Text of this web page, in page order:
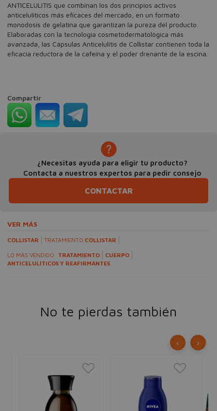
ANTICELULITIS que combinan los dos principios activos
anticelulíticos más eficaces del mercado, en un formato
monodosis de gelatina que garantizan la pureza del producto.
Elaboradas con la tecnología cosmetodermatológica más
avanzada, las Cápsulas Anticelulitis de Collistar contienen toda la
eficacia reductora de la cafeína y el poder drenante de la escina.
Compartir
¿Necesitas ayuda para eligir tu producto?
Contacta a nuestros expertos para pedir consejo
CONTACTAR
VER MÁS
COLLISTAR TRATAMIENTO COLLISTAR
LO MÁS VENDIDO: TRATAMIENTO
CUERPO
ANTICELULÍTICOS Y REAFIRMANTES
No te pierdas también
‹ ›